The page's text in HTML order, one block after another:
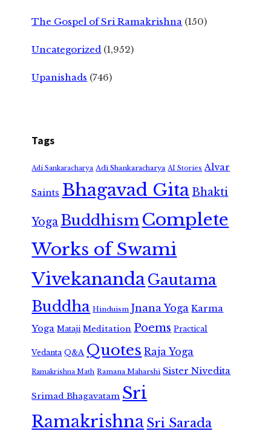
The Gospel of Sri Ramakrishna (150)
Uncategorized (1,952)
Upanishads (746)
Tags
Adi Sankaracharya Adi Shankaracharya AI Stories Alvar
Saints Bhagavad GitaBhakti
Yoga Buddhism Complete
Works of Swami
VivekanandaGautama
Buddha Hinduism Jnana Yoga Karma
Yoga Mataji Meditation Poems Practical
Vedanta Q&A Quotes Raja Yoga
Ramakrishna Math Ramana Maharshi Sister Nivedita
Srimad Bhagavatam Sri
RamakrishnaSri Sarada